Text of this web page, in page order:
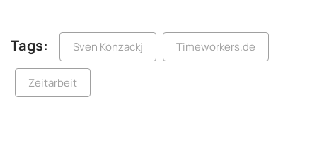
Tags: Sven Konzackj Timeworkers.de
Zeitarbeit